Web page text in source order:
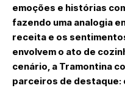
emoções e histórias
fazendo uma analogia
receita e os
envolvem o ato de
cenário, a Tramontina
parceiros de destaque: